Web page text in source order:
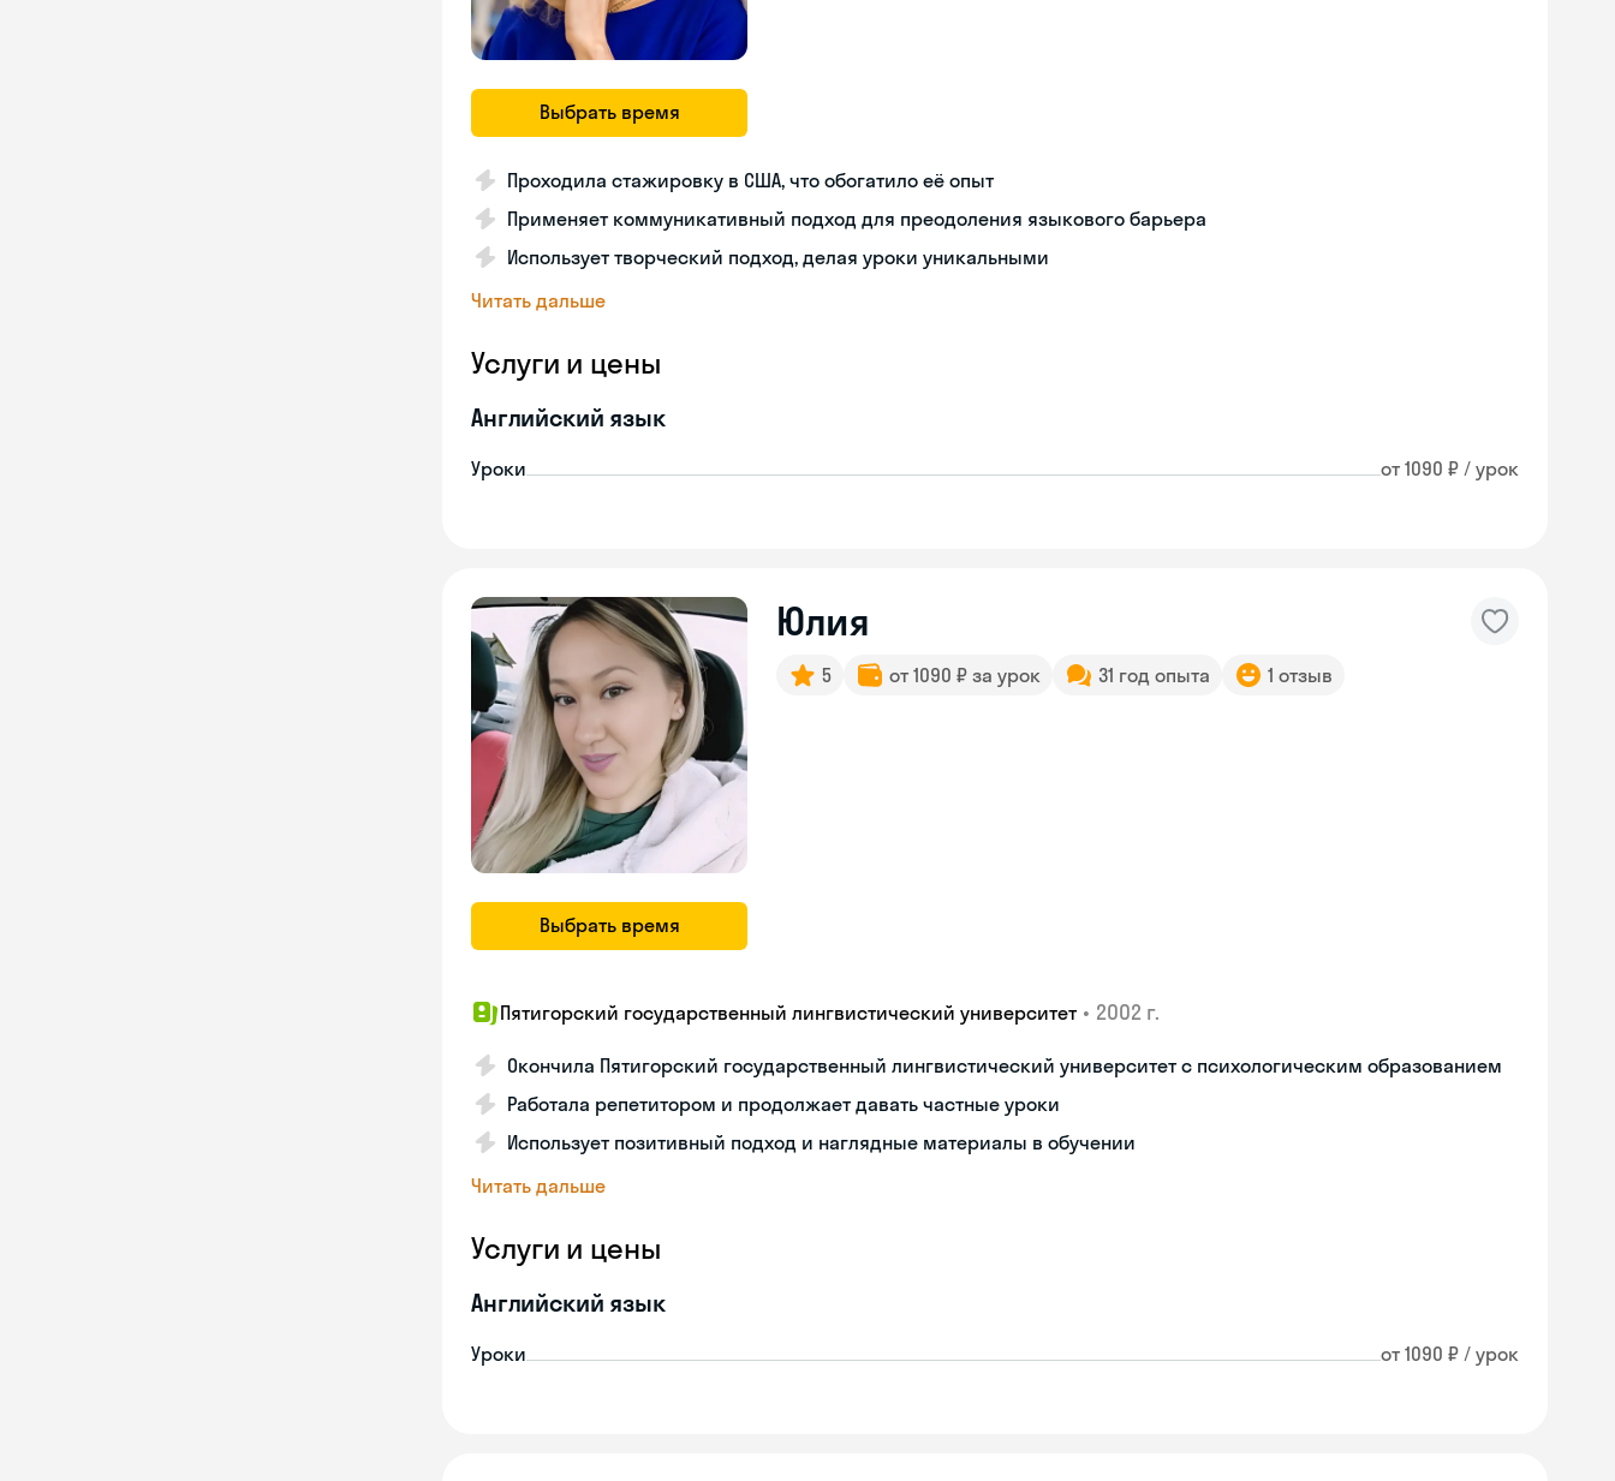
Выбрать время
Проходила стажировку в США, что обогатило её опыт
Применяет коммуникативный подход для преодоления языкового барьера
Использует творческий подход, делая уроки уникальными
Читать дальше
Услуги и цены
Английский язык
Уроки от 1090 ₽ / урок
Выбрать время
Юлия
5 от 1090 ₽ за урок 31 год опыта 1 отзыв
Пятигорский государственный лингвистический университет • 2002 г.
Окончила Пятигорский государственный лингвистический университет с психологическим образованием
Работала репетитором и продолжает давать частные уроки
Использует позитивный подход и наглядные материалы в обучении
Читать дальше
Услуги и цены
Английский язык
Уроки от 1090 ₽ / урок